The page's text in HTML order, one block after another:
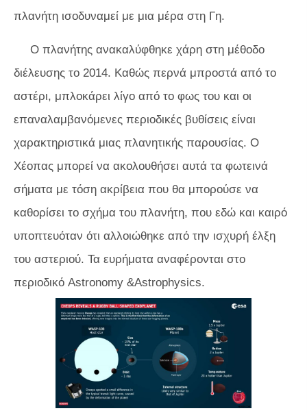
πλανήτη ισοδυναμεί με μια μέρα στη Γη.
Ο πλανήτης ανακαλύφθηκε χάρη στη μέθοδο
διέλευσης το 2014. Καθώς περνά μπροστά από το
αστέρι, μπλοκάρει λίγο από το φως του και οι
επαναλαμβανόμενες περιοδικές βυθίσεις είναι
χαρακτηριστικά μιας πλανητικής παρουσίας. Ο
Χέοπας μπορεί να ακολουθήσει αυτά τα φωτεινά
σήματα με τόση ακρίβεια που θα μπορούσε να
καθορίσει το σχήμα του πλανήτη, που εδώ και καιρό
υποπτευόταν ότι αλλοιώθηκε από την ισχυρή έλξη
του αστεριού. Τα ευρήματα αναφέρονται στο
περιοδικό Astronomy &Astrophysics.